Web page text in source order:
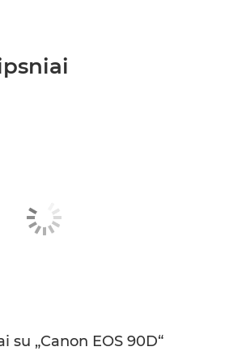
su „Canon EOS 90D“